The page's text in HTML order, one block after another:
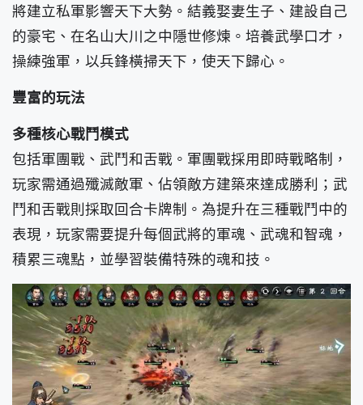
將建立私軍影響天下大勢。結義娶妻生子、建設自己
的豪宅、在名山大川之中隱世修煉。培養武學口才，
操練強軍，以兵鋒橫掃天下，使天下歸心。
豐富的玩法
多種核心戰鬥模式
包括軍團戰、武鬥和舌戰。軍團戰採用即時戰略制，
玩家需通過殲滅敵軍、佔領敵方建築來達成勝利；武
鬥和舌戰則採取回合卡牌制。為提升在三種戰鬥中的
表現，玩家需要提升每個武將的軍魂、武魂和智魂，
積累三魂點，並學習裝備特殊的魂和技。